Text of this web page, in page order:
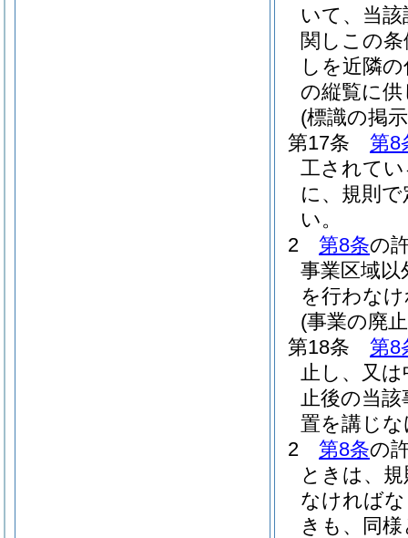
いて、当
関しこの
しを近隣
の縦覧に
(標識の掲
第17条
第8
工されて
に、規則
い。
2
第8条の
事業区域
を行わな
(事業の廃
第18条
第8
止し、又
止後の当
置を講じ
2
第8条の
ときは、
なければ
きも、同